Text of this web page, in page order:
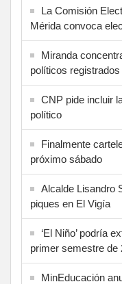
La Comisión
Mérida convoca
Miranda
políticos
CNP pide incluir
político
Finalmente
próximo sábado
Alcalde Lisandro
piques en El Vigía
‘El Niño’ podría
primer semestre de
MinEducación